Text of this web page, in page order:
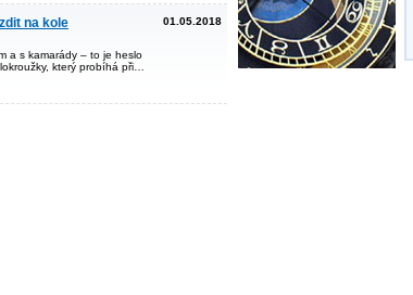
na kole
a s kamarády – to je heslo
který probíhá při…
01.05.2018